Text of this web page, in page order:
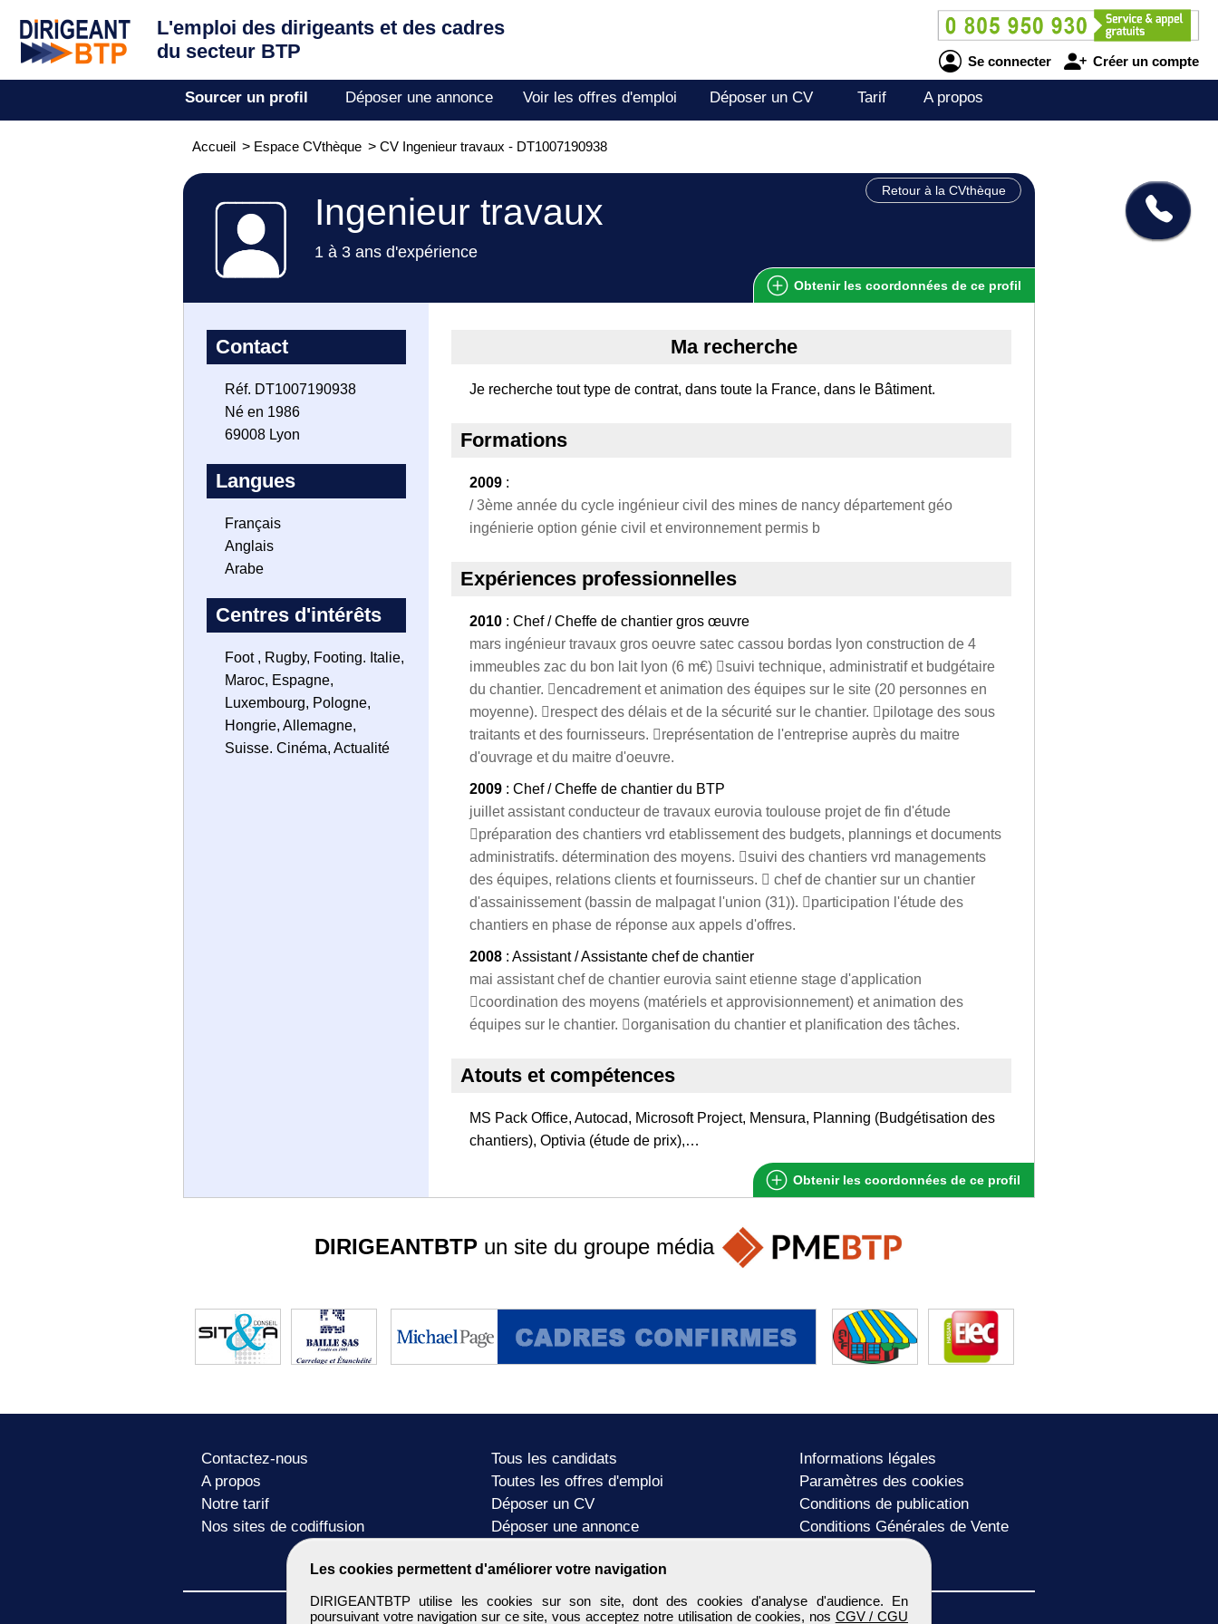
L'emploi des dirigeants et des cadres
du secteur BTP
Se connecter Créer un compte
Sourcer un profil Déposer une annonce Voir les offres d'emploi Déposer un CV Tarif A propos
Accueil > Espace CVthèque > CV Ingenieur travaux - DT1007190938
Retour à la CVthèque
Ingenieur travaux
1 à 3 ans d'expérience
Obtenir les coordonnées de ce profil
Contact
Réf. DT1007190938
Né en 1986
69008 Lyon
Langues
Français
Anglais
Arabe
Centres d'intérêts
Foot , Rugby, Footing. Italie,
Maroc, Espagne,
Luxembourg, Pologne,
Hongrie, Allemagne,
Suisse. Cinéma, Actualité
Ma recherche
Je recherche tout type de contrat, dans toute la France, dans le Bâtiment.
Formations
2009 :
/ 3ème année du cycle ingénieur civil des mines de nancy département géo
ingénierie option génie civil et environnement permis b
Expériences professionnelles
2010 : Chef / Cheffe de chantier gros œuvre
mars ingénieur travaux gros oeuvre satec cassou bordas lyon construction de 4
immeubles zac du bon lait lyon (6 m€) suivi technique, administratif et budgétaire
du chantier. encadrement et animation des équipes sur le site (20 personnes en
moyenne). respect des délais et de la sécurité sur le chantier. pilotage des sous
traitants et des fournisseurs. représentation de l'entreprise auprès du maitre
d'ouvrage et du maitre d'oeuvre.
2009 : Chef / Cheffe de chantier du BTP
juillet assistant conducteur de travaux eurovia toulouse projet de fin d'étude
préparation des chantiers vrd etablissement des budgets, plannings et documents
administratifs. détermination des moyens. suivi des chantiers vrd managements
des équipes, relations clients et fournisseurs.  chef de chantier sur un chantier
d'assainissement (bassin de malpagat l'union (31)). participation l'étude des
chantiers en phase de réponse aux appels d'offres.
2008 : Assistant / Assistante chef de chantier
mai assistant chef de chantier eurovia saint etienne stage d'application
coordination des moyens (matériels et approvisionnement) et animation des
équipes sur le chantier. organisation du chantier et planification des tâches.
Atouts et compétences
MS Pack Office, Autocad, Microsoft Project, Mensura, Planning (Budgétisation des
chantiers), Optivia (étude de prix),…
Obtenir les coordonnées de ce profil
Les cookies permettent d'améliorer votre navigation
DIRIGEANTBTP utilise les cookies sur son site, dont des cookies d'analyse d'audience. En
poursuivant votre navigation sur ce site, vous acceptez notre utilisation de cookies, nos CGV / CGU
DIRIGEANTBTPun site du groupe média
Contactez-nous
A propos
Notre tarif
Nos sites de codiffusion
Tous les candidats
Toutes les offres d'emploi
Déposer un CV
Déposer une annonce
Informations légales
Paramètres des cookies
Conditions de publication
Conditions Générales de Vente